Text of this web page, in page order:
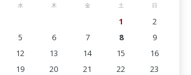
水 木 金 土 日
1
2
5 6 7 8
9
12 13 14 15
16
19 20 21 22
23